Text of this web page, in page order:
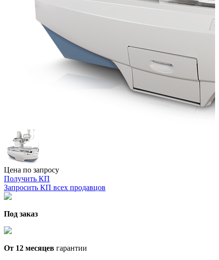
Цена по запросу
Получить КП
Запросить КП всех продавцов
Под заказ
От 12 месяцев гарантии